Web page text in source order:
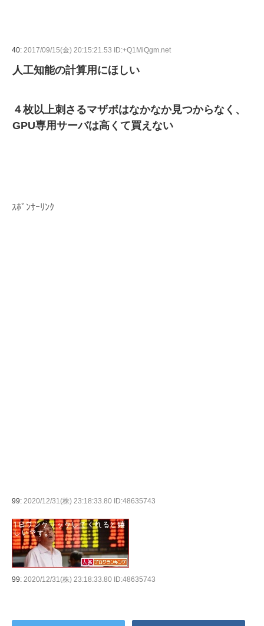
40: 2017/09/15(金) 20:15:21.53 ID:+Q1MiQgm.net
人工知能の計算用にほしい
４枚以上刺さるマザボはなかなか見つからなく、
GPU専用サーバは高くて買えない
ｽﾎﾟﾝｻｰﾘﾝｸ
99: 2020/12/31(株) 23:18:33.80 ID:48635743
99: 2020/12/31(株) 23:18:33.80 ID:48635743